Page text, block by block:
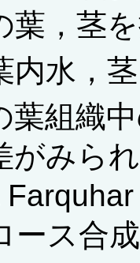
葉，茎
内水，
葉組織
がみら
ース合